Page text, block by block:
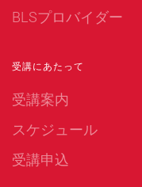
BLSプロバイダー
受講にあたって
受講案内
スケジュール
受講申込